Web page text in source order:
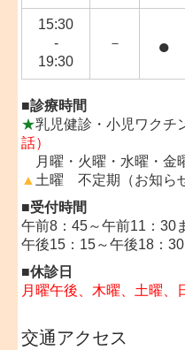
15:30
-
19:30
－ ●
■診療時間
★乳児健診・小児ワクチ
話）
月曜・ 火曜・ 水曜・金
▲ 土曜 不定期（お知ら
■受付時間
午前8：45～午前11：30
午後15：15～午後18：
■休診日
月曜午後、 木曜、土曜、
交通アクセス